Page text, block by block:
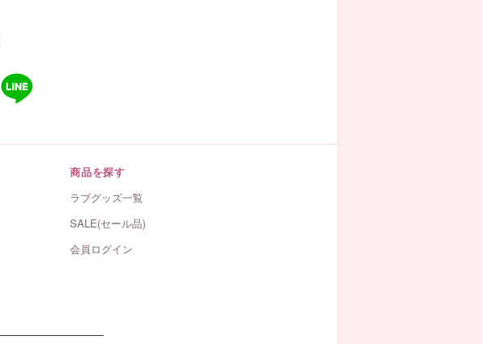
商品を探す
ラブグッズ一覧
SALE(セール品)
会員ログイン